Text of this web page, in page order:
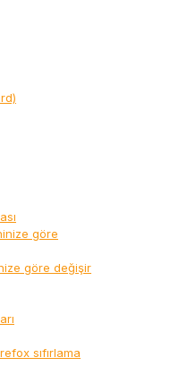
göre
göre değişir
sıfırlama